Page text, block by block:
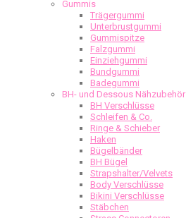
Gummis
Trägergummi
Unterbrustgummi
Gummispitze
Falzgummi
Einziehgummi
Bundgummi
Badegummi
BH- und Dessous Nähzubehör
BH Verschlüsse
Schleifen & Co.
Ringe & Schieber
Haken
Bügelbänder
BH Bügel
Strapshalter/Velvets
Body Verschlüsse
Bikini Verschlüsse
Stäbchen